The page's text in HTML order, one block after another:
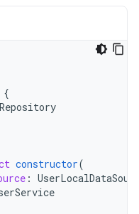
{
constructor(
: